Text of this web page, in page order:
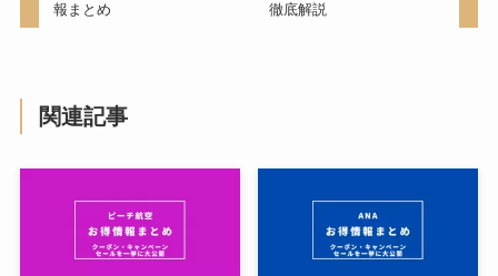
報まとめ
徹底解説
関連記事